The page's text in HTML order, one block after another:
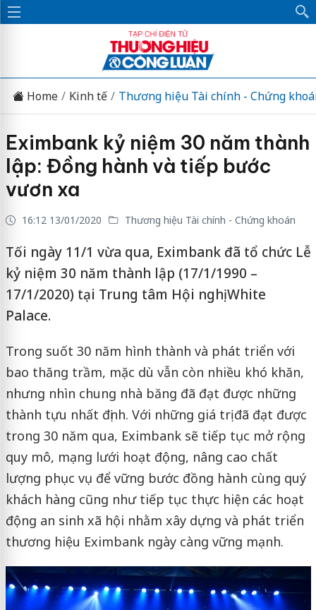
Home Kinh tế Thương hiệu Tài chính - Chứng
Eximbank kỷ niệm 30 năm thành
lập: Đồng hành và tiếp bước
vươn xa
16:12 13/01/2020 Thương hiệu Tài chính - Chứng khoán
Tối ngày 11/1 vừa qua, Eximbank đã tổ chức Lễ
kỷ niệm 30 năm thành lập (17/1/1990 –
17/1/2020) tại Trung tâm Hội nghị White
Palace.
Trong suốt 30 năm hình thành và phát triển với
bao thăng trầm, mặc dù vẫn còn nhiều khó khăn,
nhưng nhìn chung nhà băng đã đạt được những
thành tựu nhất định. Với những giá trị đã đạt được
trong 30 năm qua, Eximbank sẽ tiếp tục mở rộng
quy mô, mạng lưới hoạt động, nâng cao chất
lượng phục vụ để vững bước đồng hành cùng quý
khách hàng cũng như tiếp tục thực hiện các hoạt
động an sinh xã hội nhằm xây dựng và phát triển
thương hiệu Eximbank ngày càng vững mạnh.